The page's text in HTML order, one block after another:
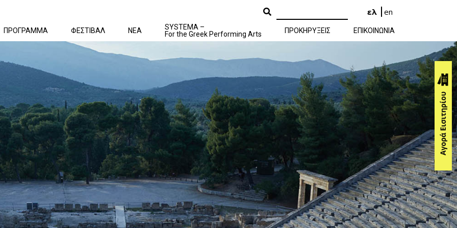
ελ en
ΠΡΟΓΡΑΜΜΑ ΦΕΣΤΙΒΑΛ ΝΕΑ
SYSTEMA –
For the Greek Performing Arts
ΠΡΟΚΗΡΥΞΕΙΣ ΕΠΙΚΟΙΝΩΝΙΑ